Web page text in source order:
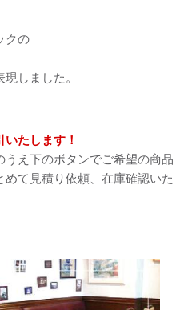
クの
しました。
たします！
え下のボタンでご希望の商品
て見積り依頼、在庫確認いた